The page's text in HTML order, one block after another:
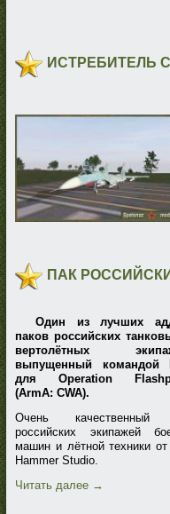
ИСТРЕБИТЕЛЬ
ПАК
Один из лучших
паков российских
вертолётных
выпущенный командой
для Operation
(ArmA: CWA).
Очень качественный
российских экипажей
машин и лётной техники от
Hammer Studio.
Читать далее →